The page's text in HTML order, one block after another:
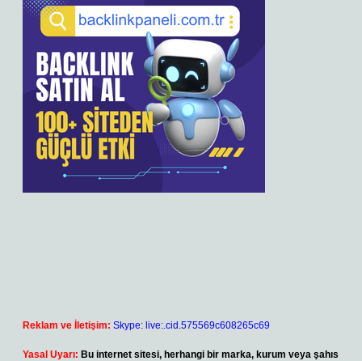
Reklam ve İletişim: Skype: live:.cid.575569c608265c69
Yasal Uyarı: Bu internet sitesi, herhangi bir marka, kurum veya şahıs